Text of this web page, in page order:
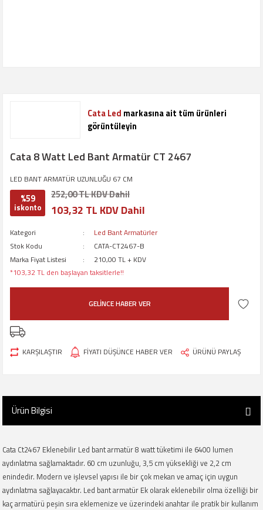
Cata Led markasına ait tüm ürünleri
görüntüleyin
Cata 8 Watt Led Bant Armatür CT 2467
LED BANT ARMATÜR UZUNLUĞU 67 CM
%59
iskonto
252,00 TL KDV Dahil
103,32 TL KDV Dahil
Kategori
Led Bant Armatürler
Stok Kodu
CATA-CT2467-B
Marka Fiyat Listesi
210,00 TL + KDV
*103,32 TL den başlayan taksitlerle!!
GELİNCE HABER VER
KARŞILAŞTIR FİYATI DÜŞÜNCE HABER VER ÜRÜNÜ PAYLAŞ
Ürün Bilgisi
Cata Ct2467 Eklenebilir Led bant armatür 8 watt tüketimi ile 6400 lumen
aydınlatma sağlamaktadır. 60 cm uzunluğu, 3,5 cm yüksekliği ve 2,2 cm
enindedir. Modern ve işlevsel yapısı ile bir çok mekan ve amaç için uygun
aydınlatma sağlayacaktır. Led bant armatür Ek olarak eklenebilir olma özelliği bir
kaç armatürü peşin sıra eklemenize ve üzerindeki anahtar ile pratik bir kullanım